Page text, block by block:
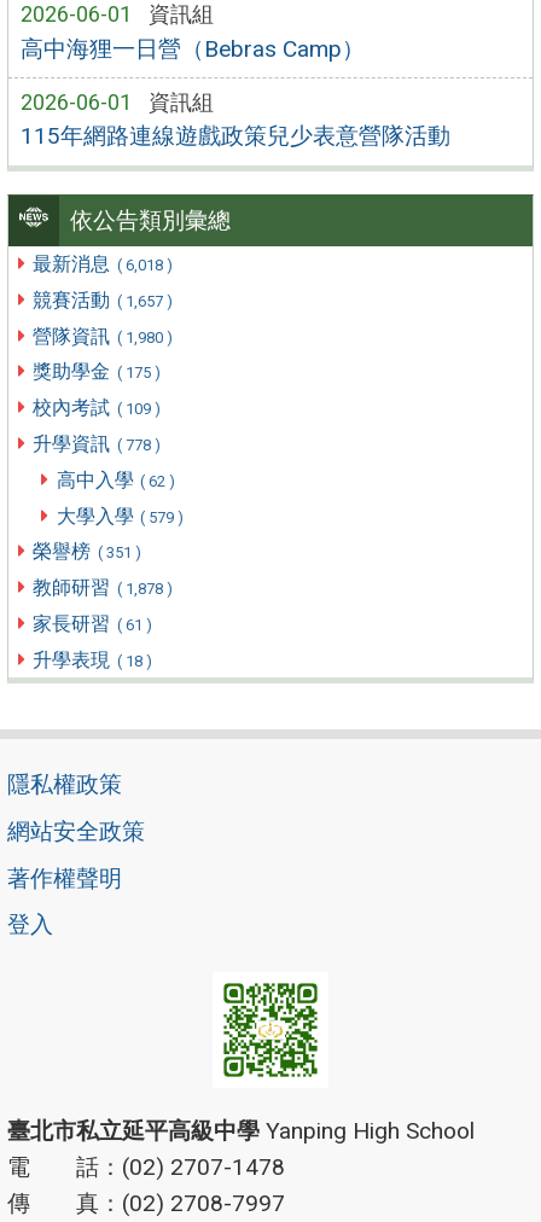
2026-06-01 資訊組
高中海狸一日營（Bebras Camp）
2026-06-01 資訊組
115年網路連線遊戲政策兒少表意營隊活動
依公告類別彙總
最新消息 ( 6,018 )
競賽活動 ( 1,657 )
營隊資訊 ( 1,980 )
獎助學金 ( 175 )
校內考試 ( 109 )
升學資訊 ( 778 )
高中入學 ( 62 )
大學入學 ( 579 )
榮譽榜 ( 351 )
教師研習 ( 1,878 )
家長研習 ( 61 )
升學表現 ( 18 )
隱私權政策
網站安全政策
著作權聲明
登入
臺北市私立延平高級中學 Yanping High School
電 話：(02) 2707-1478
傳 真：(02) 2708-7997